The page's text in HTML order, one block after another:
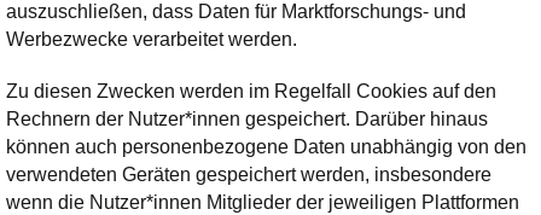
auszuschließen, dass Daten für Marktforschungs- und
Werbezwecke verarbeitet werden.
Zu diesen Zwecken werden im Regelfall Cookies auf den
Rechnern der Nutzer*innen gespeichert. Darüber hinaus
können auch personenbezogene Daten unabhängig von den
verwendeten Geräten gespeichert werden, insbesondere
wenn die Nutzer*innen Mitglieder der jeweiligen Plattformen